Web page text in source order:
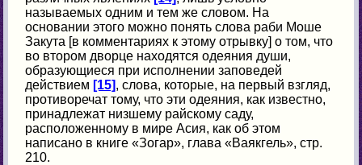
называемых одним и тем же словом. На
основании этого можно понять слова раби Моше
Закута [в комментариях к этому отрывку] о том, что
во втором дворце находятся одеяния души,
образующиеся при исполнении заповедей
действием [15], слова, которые, на первый взгляд,
противоречат тому, что эти одеяния, как известно,
принадлежат низшему райскому саду,
расположенному в мире Асия, как об этом
написано в книге «Зогар», глава «Ваякгель», стр.
210.